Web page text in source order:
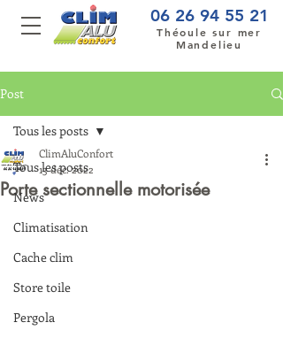
06 26 94 55 21
Théoule sur mer
Mandelieu
Post
Tous les posts
News
Climatisation
Cache clim
Store toile
Pergola
Tous les posts
Porte sectionnelle motorisée
ClimAluConfort
13 déc. 2022